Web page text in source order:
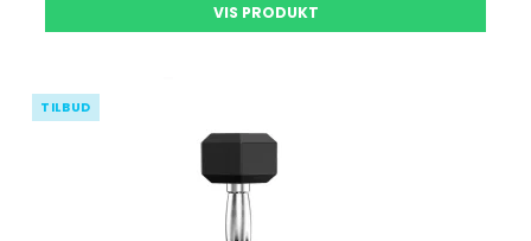
VIS PRODUKT
TILBUD